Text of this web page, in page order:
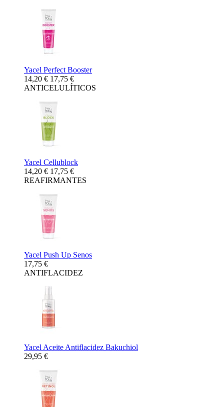
Yacel Perfect Booster
14,20 € 17,75 €
ANTICELULÍTICOS
Yacel Cellublock
14,20 € 17,75 €
REAFIRMANTES
Yacel Push Up Senos
17,75 €
ANTIFLACIDEZ
Yacel Aceite Antiflacidez Bakuchiol
29,95 €